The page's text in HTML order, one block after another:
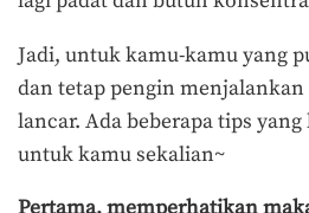
Jadi, untuk kamu-kamu yang
dan tetap pengin menjalankan
lancar. Ada beberapa tips
untuk kamu sekalian~